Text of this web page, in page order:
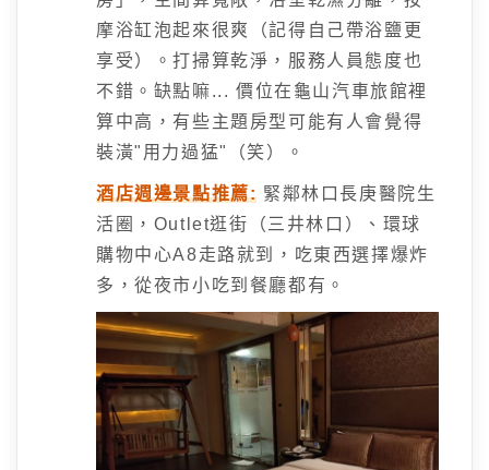
摩浴缸泡起來很爽（記得自己帶浴鹽更
享受）。打掃算乾淨，服務人員態度也
不錯。缺點嘛... 價位在龜山汽車旅館裡
算中高，有些主題房型可能有人會覺得
裝潢"用力過猛"（笑）。
酒店週邊景點推薦: 緊鄰林口長庚醫院生
活圈，Outlet逛街（三井林口）、環球
購物中心A8走路就到，吃東西選擇爆炸
多，從夜市小吃到餐廳都有。